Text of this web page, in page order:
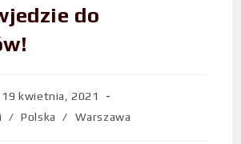
do
19 kwietnia, 2021
/ Polska / Warszawa